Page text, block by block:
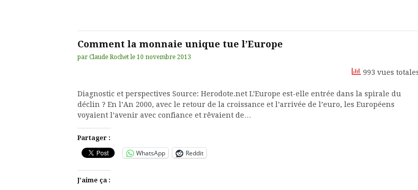
Comment la monnaie unique tue l’Europe
par Claude Rochet le 10 novembre 2013
993 vues
Diagnostic et perspectives Source: Herodote.net L’Europe est-elle entrée dans la spirale du
déclin ? En l’An 2000, avec le retour de la croissance et l’arrivée de l’euro, les Européens
voyaient l’avenir avec confiance et rêvaient de…
Partager :
WhatsApp Reddit
J’aime ça :